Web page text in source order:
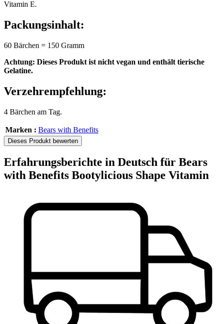
Vitamin E.
Packungsinhalt:
60 Bärchen = 150 Gramm
Achtung: Dieses Produkt ist nicht vegan und enthält tierische
Gelatine.
Verzehrempfehlung:
4 Bärchen am Tag.
Marken : Bears with Benefits
Dieses Produkt bewerten
Erfahrungsberichte in Deutsch für Bears
with Benefits Bootylicious Shape Vitamin